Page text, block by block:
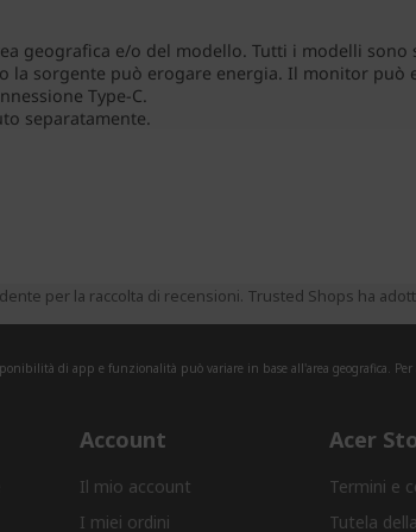
per la raccolta di recensioni. Trusted Shops ha
di app e funzionalità può variare in base all'area geografica.
Account
Il mio account
I miei ordini
Acer
Termini e
Tutela